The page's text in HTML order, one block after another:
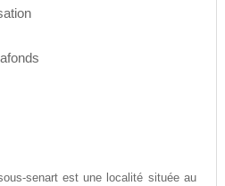
senart est une localité située au